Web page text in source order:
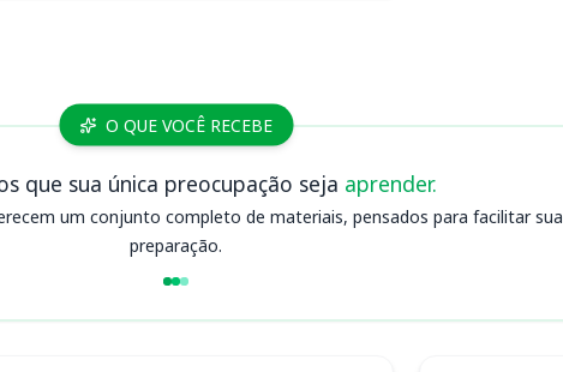
O QUE VOCÊ RECEBE
que sua única preocupação seja aprender.
um conjunto completo de materiais, pensados para facilitar sua
preparação.